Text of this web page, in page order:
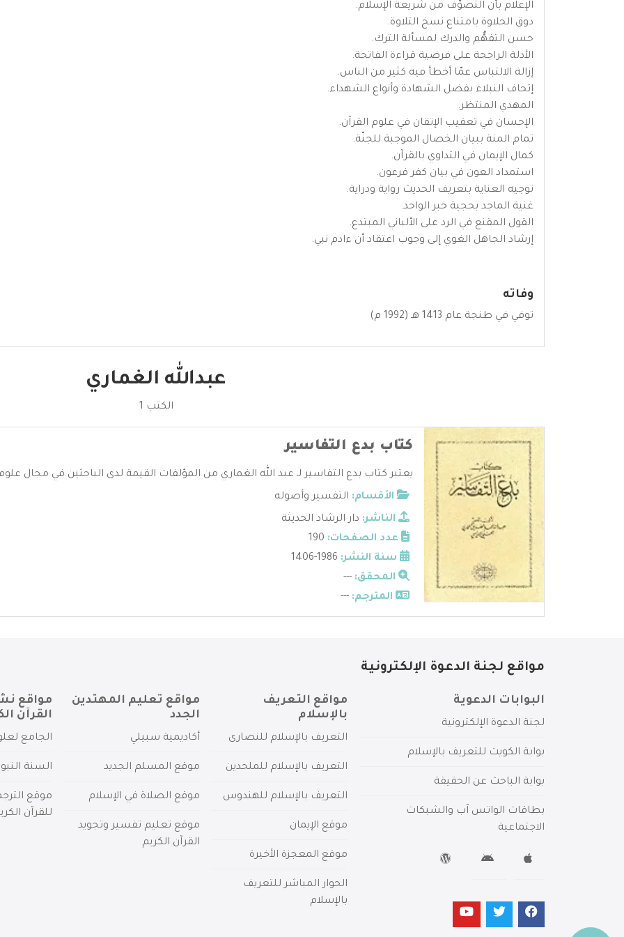
الإعلام بأن التصوُّف من شريعة الإسلام.
ذوق الحلاوة بامتناع نسخ التلاوة.
حسن التفهُّم والدرك لمسألة الترك.
الأدلة الراجحة على فرضية قراءة الفاتحة.
إزالة الالتباس عمّا أخطأ فيه كثير من الناس.
إتحاف النبلاء بفضل الشهادة وأنواع الشهداء.
المهدي المنتظر.
الإحسان في تعقيب الإتقان في علوم القرآن.
تمام المنة ببيان الخصال الموجبة للجنّة.
كمال الإيمان في التداوي بالقرآن.
استمداد العون في بيان كفر فرعون.
توجيه العناية بتعريف الحديث رواية ودراية.
غنية الماجد بحجية خبر الواحد.
القول المقنع في الرد على الألباني المبتدع.
إرشاد الجاهل الغوي إلى وجوب اعتقاد أن ءادم نبي.
وفاته
توفي في طنجة عام 1413 هـ (1992 م)
عبدالله الغماري
الكتب 1
كتاب بدع التفاسير
يعتبر كتاب بدع التفاسير لـ عبد الله الغماري من المؤلفات القيمة لدى الباحثين في مجال
الأقسام: التفسير وأصوله
الناشر: دار الرشاد الحديثة
عدد الصفحات:
سنة النشر:
المحقق: ---
المترجم: ---
مواقع لجنة الدعوة الإلكترونية
البوابات الدعوية
لجنة الدعوة الإلكترونية
بوابة الكويت للتعريف بالإسلام
بوابة الباحث عن الحقيقة
بطاقات الواتس آب والشبكات
الاجتماعية
مواقع التعريف
بالإسلام
التعريف بالإسلام للنصارى
التعريف بالإسلام للملحدين
التعريف بالإسلام للهندوس
موقع الإيمان
موقع المعجزة الأخيرة
الحوار المباشر للتعريف
بالإسلام
مواقع تعليم المهتدين
الجدد
أكاديمية سبيلي
موقع المسلم الجديد
موقع الصلاة في الإسلام
موقع تعليم تفسير وتجويد
القرآن الكريم
مواقع
القرآن
الجامع
السنة
موقع
للقرآن